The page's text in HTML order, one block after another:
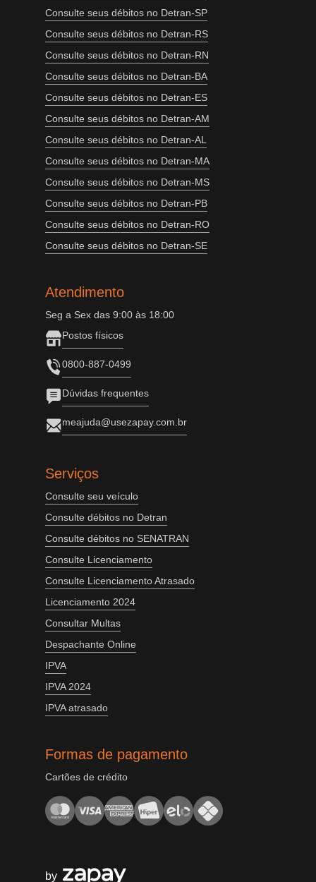
Consulte seus débitos no Detran-SP
Consulte seus débitos no Detran-RS
Consulte seus débitos no Detran-RN
Consulte seus débitos no Detran-BA
Consulte seus débitos no Detran-ES
Consulte seus débitos no Detran-AM
Consulte seus débitos no Detran-AL
Consulte seus débitos no Detran-MA
Consulte seus débitos no Detran-MS
Consulte seus débitos no Detran-PB
Consulte seus débitos no Detran-RO
Consulte seus débitos no Detran-SE
Atendimento
Seg a Sex das 9:00 às 18:00
Postos físicos
0800-887-0499
Dúvidas frequentes
meajuda@usezapay.com.br
Serviços
Consulte seu veículo
Consulte débitos no Detran
Consulte débitos no SENATRAN
Consulte Licenciamento
Consulte Licenciamento Atrasado
Licenciamento 2024
Consultar Multas
Despachante Online
IPVA
IPVA 2024
IPVA atrasado
Formas de pagamento
Cartões de crédito
by